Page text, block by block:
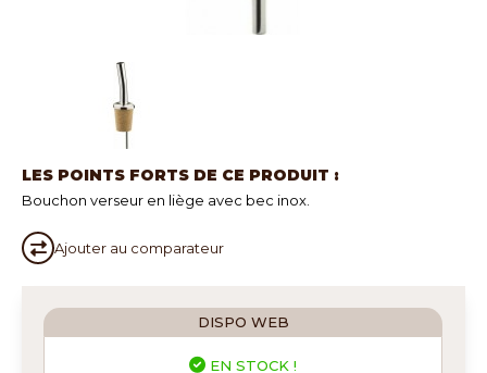
LES POINTS FORTS DE CE PRODUIT :
Bouchon verseur en liège avec bec inox.
Ajouter au comparateur
DISPO WEB
EN STOCK !